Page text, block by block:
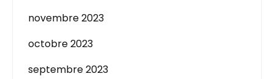
novembre 2023
octobre 2023
septembre 2023